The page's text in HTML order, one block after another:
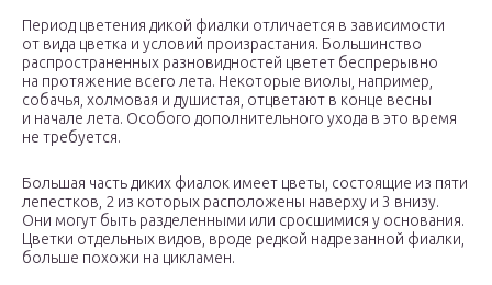
Период цветения дикой фиалки отличается в зависимости
от вида цветка и условий произрастания. Большинство
распространенных разновидностей цветет беспрерывно
на протяжение всего лета. Некоторые виолы, например,
собачья, холмовая и душистая, отцветают в конце весны
и начале лета. Особого дополнительного ухода в это время
не требуется.
Большая часть диких фиалок имеет цветы, состоящие из пяти
лепестков, 2 из которых расположены наверху и 3 внизу.
Они могут быть разделенными или сросшимися у основания.
Цветки отдельных видов, вроде редкой надрезанной фиалки,
больше похожи на цикламен.